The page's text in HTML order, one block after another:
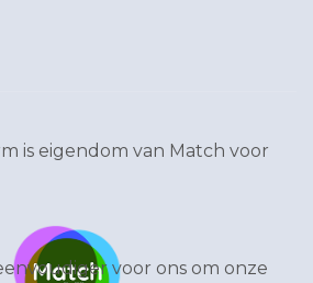
is eigendom van Match voor
voor ons om onze